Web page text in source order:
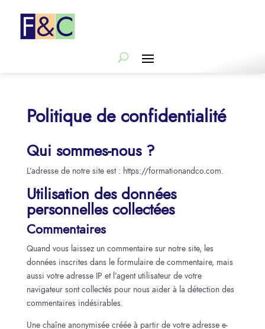
Politique de confidentialité
Qui sommes-nous ?
L’adresse de notre site est : https://formationandco.com.
Utilisation des données
personnelles collectées
Commentaires
Quand vous laissez un commentaire sur notre site, les
données inscrites dans le formulaire de commentaire, mais
aussi votre adresse IP et l’agent utilisateur de votre
navigateur sont collectés pour nous aider à la détection des
commentaires indésirables.
Une chaîne anonymisée créée à partir de votre adresse e-